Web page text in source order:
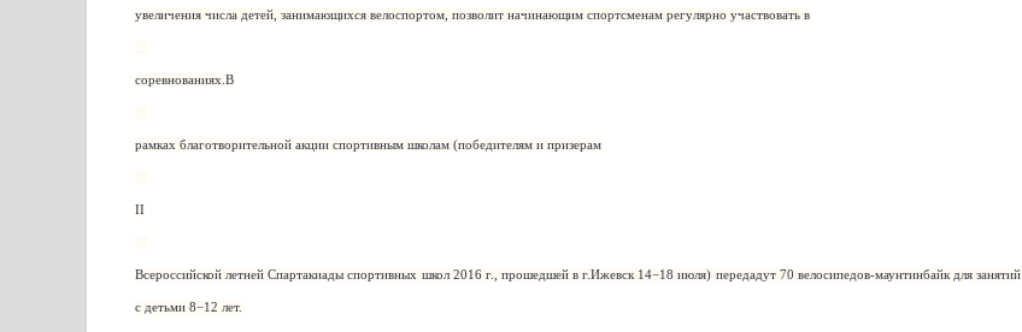
увеличения числа детей, занимающихся велоспортом, позволит начинающим спортсменам регулярно участвовать в
соревнованиях.В
рамках благотворительной акции спортивным школам (победителям и призерам
II
Всероссийской летней Спартакиады спортивных школ 2016 г., прошедшей в г.Ижевск 14−18 июля) передадут 70 велосипедов-маунтинбайк для занятий
с детьми 8−12 лет.